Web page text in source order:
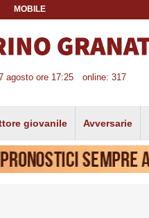
MOBILE
agosto ore 17:25 online: 317
giovanile Avversarie